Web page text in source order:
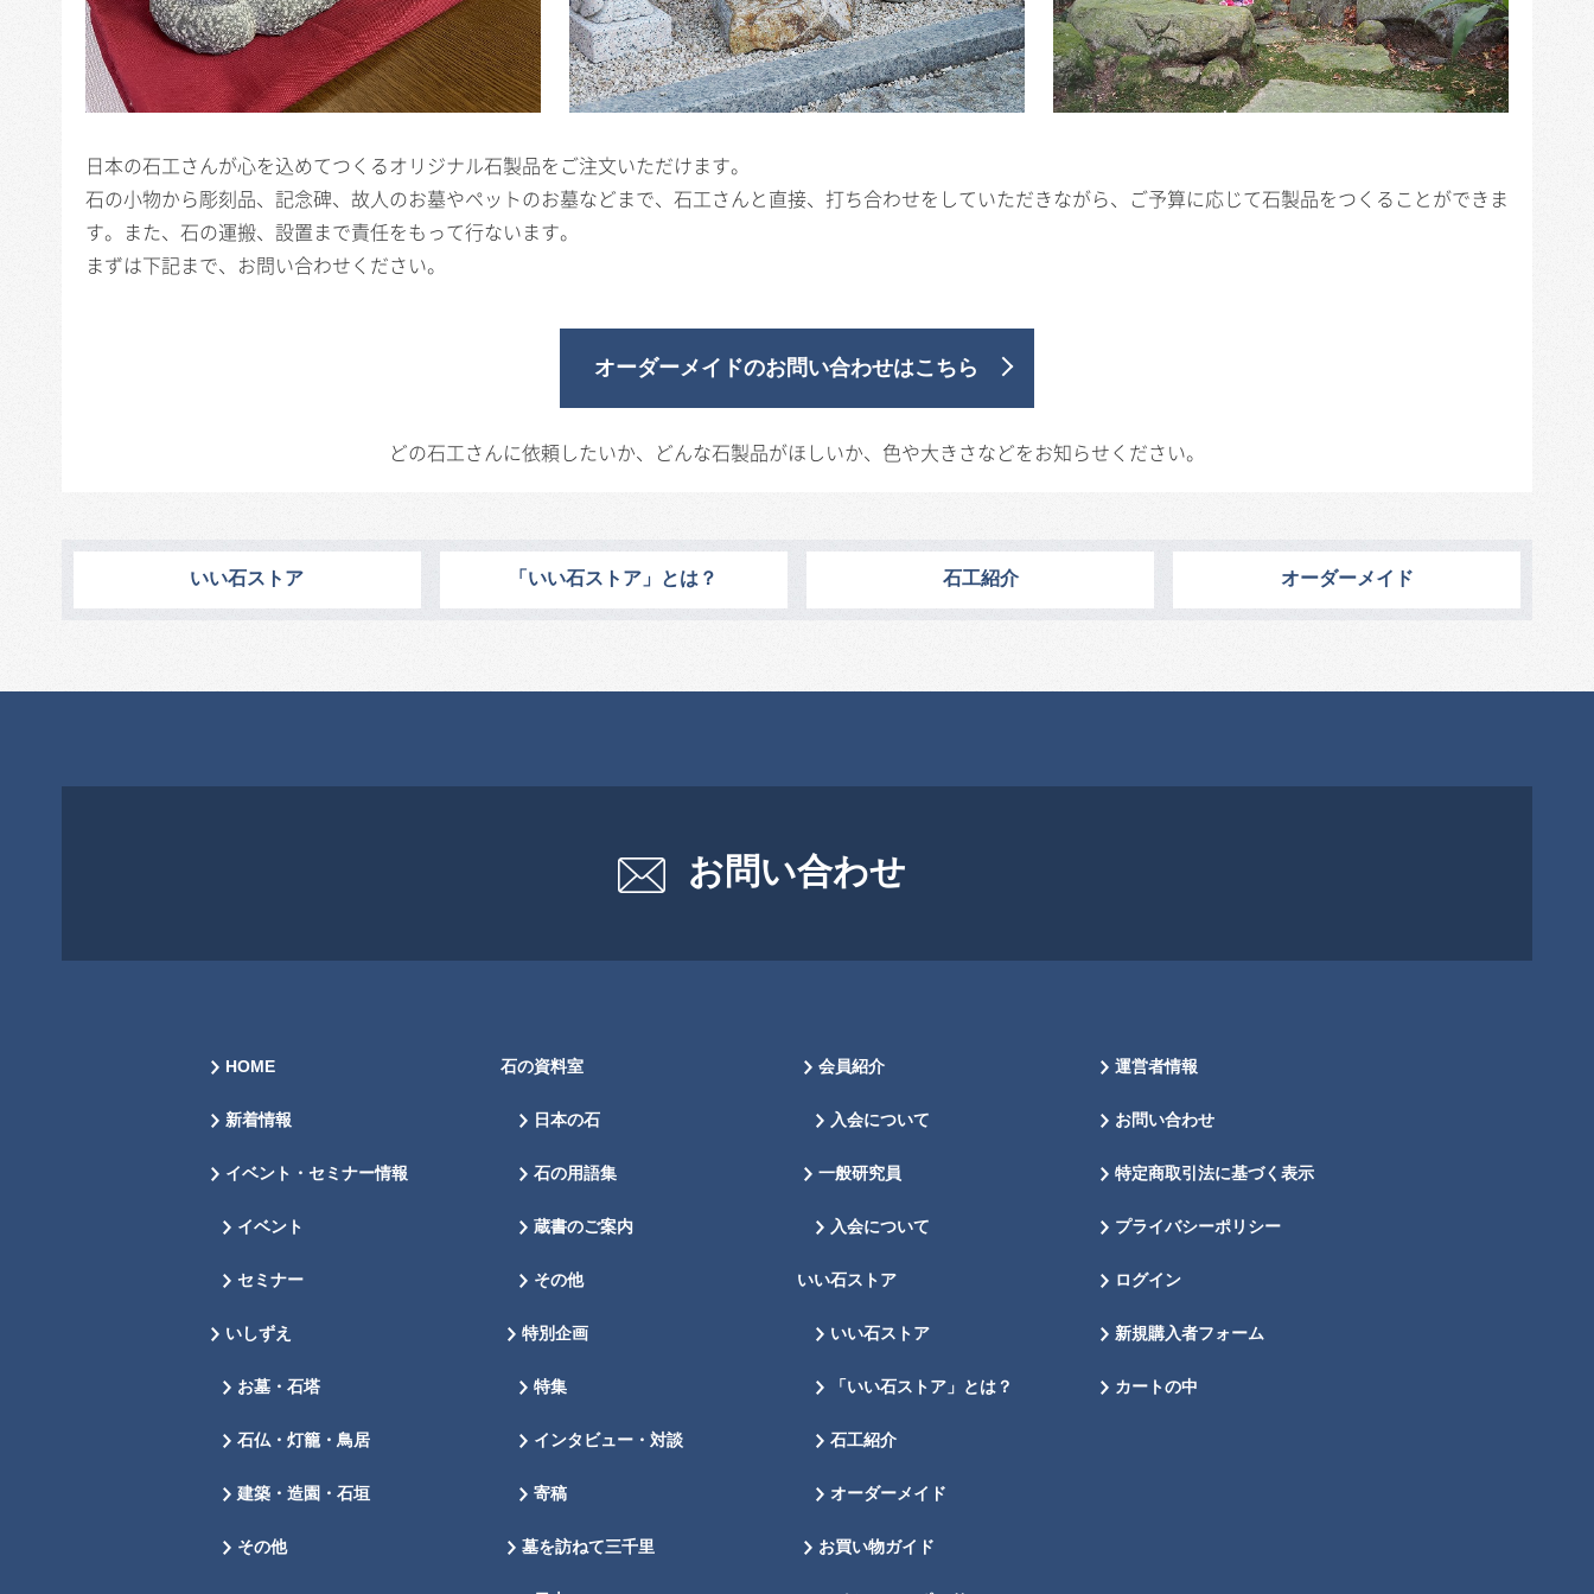
日本の石工さんが心を込めてつくるオリジナル石製品をご注文いただけます。
石の小物から彫刻品、記念碑、故人のお墓やペットのお墓などまで、石工さんと直接、打ち合わせをしていただきながら、ご予算に応じて石製品をつくることができま
す。また、石の運搬、設置まで責任をもって行ないます。
まずは下記まで、お問い合わせください。
オーダーメイドのお問い合わせはこちら
どの石工さんに依頼したいか、どんな石製品がほしいか、色や大きさなどをお知らせください。
いい石ストア 「いい石ストア」とは？ 石工紹介 オーダーメイド
お問い合わせ
HOME
新着情報
イベント・セミナー情報
イベント
セミナー
いしずえ
お墓・石塔
石仏・灯籠・鳥居
建築・造園・石垣
その他
石の資料室
日本の石
石の用語集
蔵書のご案内
その他
特別企画
特集
インタビュー・対談
寄稿
墓を訪ねて三千里
会員紹介
入会について
一般研究員
入会について
いい石ストア
いい石ストア
「いい石ストア」とは？
石工紹介
オーダーメイド
お買い物ガイド
運営者情報
お問い合わせ
特定商取引法に基づく表示
プライバシーポリシー
ログイン
新規購入者フォーム
カートの中